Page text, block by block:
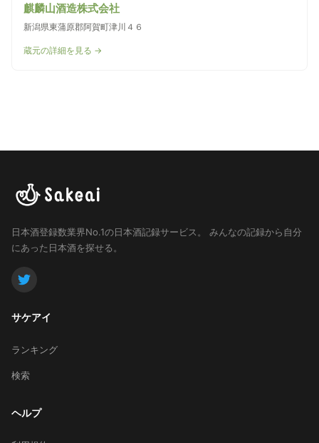
麒麟山酒造株式会社
新潟県東蒲原郡阿賀町津川４６
蔵元の詳細を見る →
日本酒登録数業界No.1の日本酒記録サービス。
みんなの記録から自分
にあった日本酒を探せる。
サケアイ
ランキング
検索
ヘルプ